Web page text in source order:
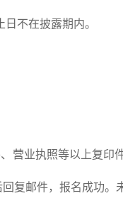
不在披露期内。
营业执照等以上复印
复邮件，报名成功。